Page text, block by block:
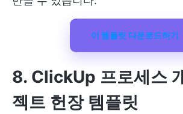
이 템플릿 다운로드하기
8. ClickUp 프로세스
젝트 헌장 템플릿